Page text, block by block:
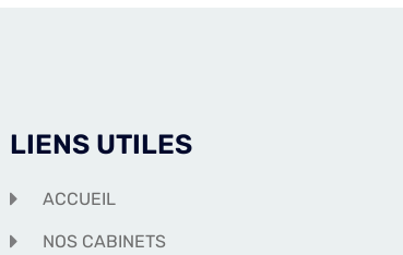
LIENS UTILES
ACCUEIL
NOS CABINETS